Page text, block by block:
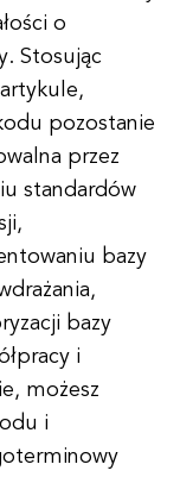
o
Stosując
pozostanie
przez
standardów
bazy
bazy
i
możesz
i